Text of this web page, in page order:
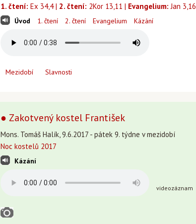
1. čtení: Ex 34,4 | 2. čtení: 2Kor 13,11 | Evangelium: Jan 3,16
Úvod 1. čtení 2. čtení Evangelium Kázání
Mezidobí Slavnosti
● Zakotvený kostel František
Mons. Tomáš Halík, 9.6.2017 - pátek 9. týdne v mezidobí
Noc kostelů 2017
Kázání
videozáznam